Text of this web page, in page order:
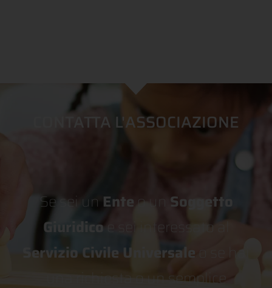
CONTATTA L'ASSOCIAZIONE
Se sei un Enteo un Soggetto
Giuridicoe sei interessato al
Servizio Civile Universale o se hai
una richiesta o un semplice